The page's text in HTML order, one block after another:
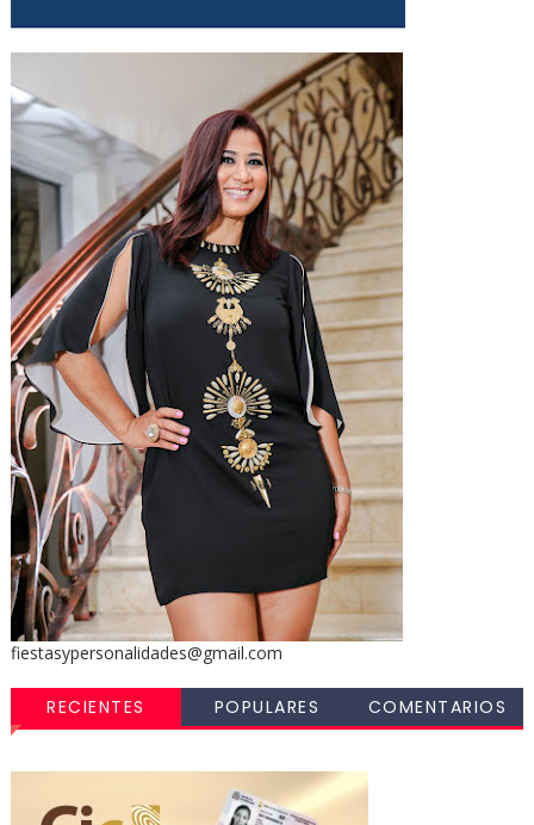
fiestasypersonalidades@gmail.com
RECIENTES POPULARES COMENTARIOS